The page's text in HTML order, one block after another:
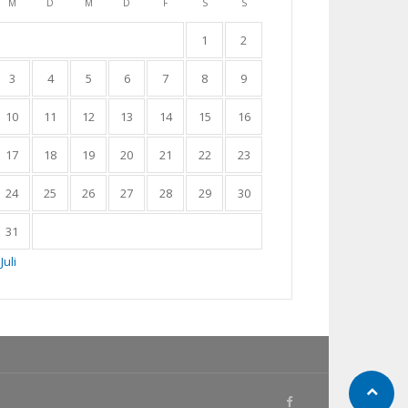
M D M D F S S
1 2
3 4 5 6 7 8 9
10 11 12 13 14 15 16
17 18 19 20 21 22 23
24 25 26 27 28 29 30
31